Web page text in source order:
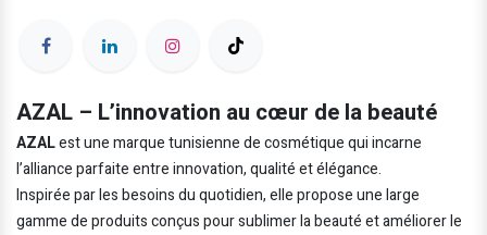
AZAL – L’innovation au cœur de la beauté
AZALest une marque tunisienne de cosmétique qui incarne
l’alliance parfaite entre innovation, qualité et élégance.
Inspirée par les besoins du quotidien, elle propose une large
gamme de produits conçus pour sublimer la beauté et améliorer le